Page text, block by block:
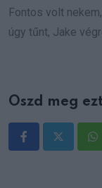
Fontos volt
úgy tűnt, Jake
Oszd meg